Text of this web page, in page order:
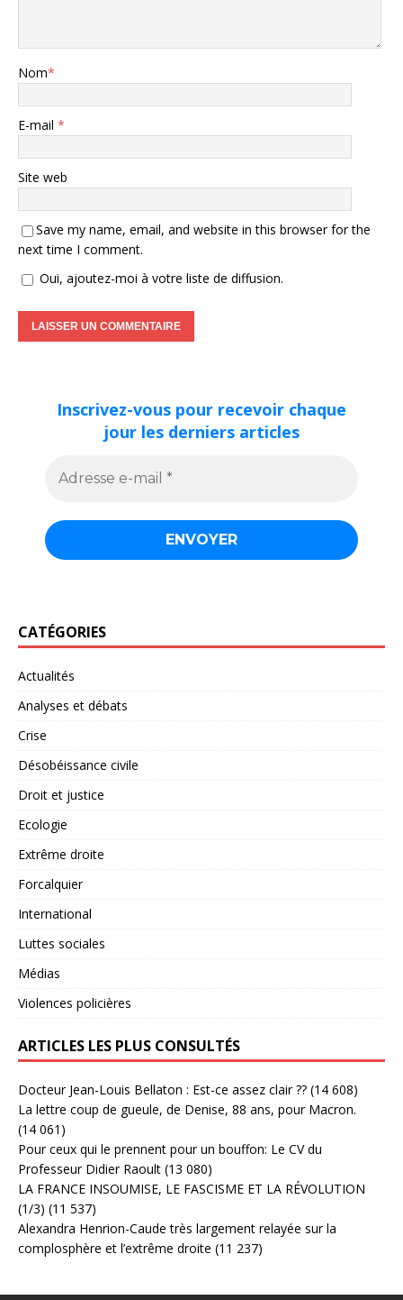
Nom*
E-mail *
Site web
Save my name, email, and website in this browser for the
next time I comment.
Oui, ajoutez-moi à votre liste de diffusion.
Inscrivez-vous pour recevoir chaque
jour les derniers articles
CATÉGORIES
Actualités
Analyses et débats
Crise
Désobéissance civile
Droit et justice
Ecologie
Extrême droite
Forcalquier
International
Luttes sociales
Médias
Violences policières
ARTICLES LES PLUS CONSULTÉS
Docteur Jean-Louis Bellaton : Est-ce assez clair ?? (14 608)
La lettre coup de gueule, de Denise, 88 ans, pour Macron.
(14 061)
Pour ceux qui le prennent pour un bouffon: Le CV du
Professeur Didier Raoult (13 080)
LA FRANCE INSOUMISE, LE FASCISME ET LA RÉVOLUTION
(1/3) (11 537)
Alexandra Henrion-Caude très largement relayée sur la
complosphère et l’extrême droite (11 237)